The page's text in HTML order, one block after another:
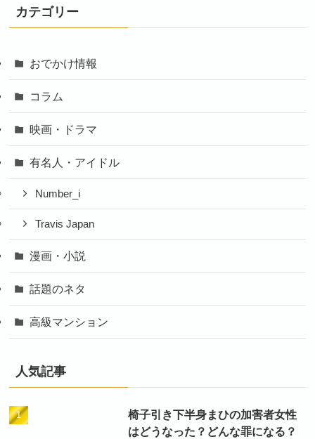
カテゴリー
おでかけ情報
コラム
映画・ドラマ
有名人・アイドル
Number_i
Travis Japan
漫画・小説
話題のネタ
高級マンション
人気記事
椅子引き下半身まひの加害者女性
はどうなった？どんな罪になる？